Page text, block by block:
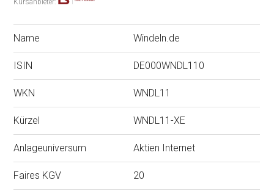
Kursanbieter:
Name Windeln.de
ISIN DE000WNDL110
WKN WNDL11
Kürzel WNDL11-XE
Anlageuniversum Aktien Internet
Faires KGV 20